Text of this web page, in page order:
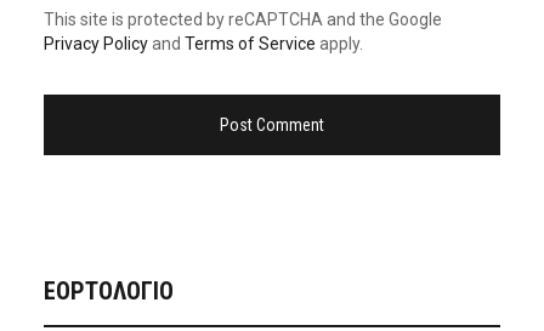
This site is protected by reCAPTCHA and the Google
Privacy Policyand Terms of Service apply.
ΕΟΡΤΟΛΟΓΙΟ